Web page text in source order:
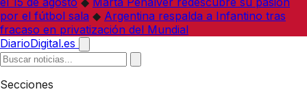
por el fútbol sala ◆ Argentina respalda a Infantino tras
fracaso en privatización del Mundial
DiarioDigital.es
Secciones